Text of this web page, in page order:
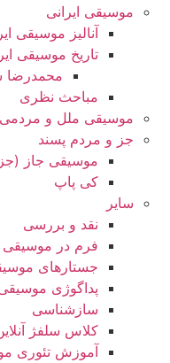
موسیقی ایرانی
آنالیز موسیقی
تاریخ موسیقی
محمدرضا
مباحث نظری
موسیقی ملل و مردمی
جز و مردم پسند
موسیقی جاز
کی پاپ
سایر
نقد‌ و بررسی
فرم در موسیقی
جستارهای
پداگوژی
سازشناسی
کلاس سلفژ
آموزش تئوری